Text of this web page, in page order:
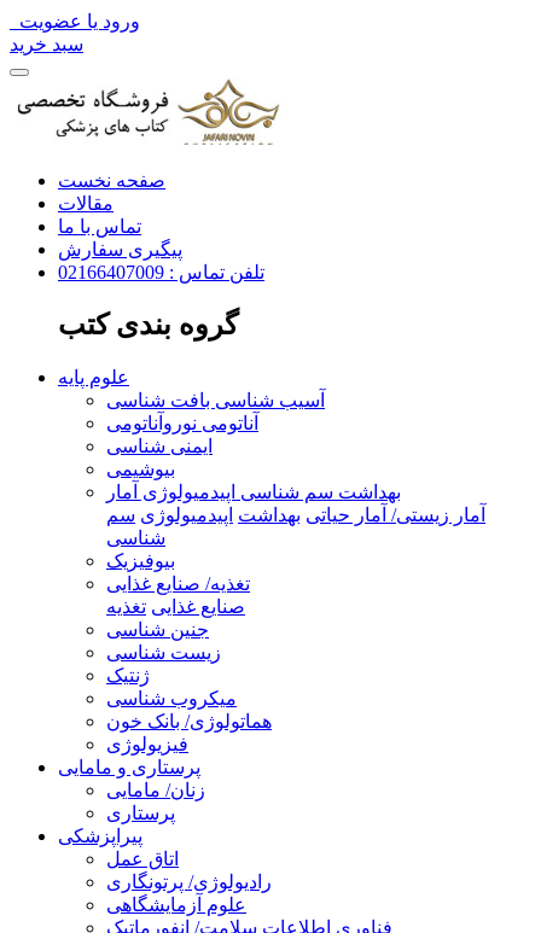
ورود یا عضویت
سبد خرید
صفحه نخست
مقالات
تماس با ما
پیگیری سفارش
تلفن تماس : 02166407009
گروه بندی کتب
علوم پایه
آسیب شناسی بافت شناسی
آناتومی نوروآناتومی
ایمنی شناسی
بیوشیمی
بهداشت سم شناسی اپیدمیولوژی آمار
آمار زیستی/ آمار حیاتی بهداشت اپیدمیولوژی سم
شناسی
بیوفیزیک
تغذیه/ صنایع غذایی
صنایع غذایی تغذیه
جنین شناسی
زیست شناسی
ژنتیک
میکروب شناسی
هماتولوژی/ بانک خون
فیزیولوژی
پرستاری و مامایی
زنان/ مامایی
پرستاری
پیراپزشکی
اتاق عمل
رادیولوژی/ پرتونگاری
علوم آزمایشگاهی
فناوری اطلاعات سلامت/ انفورماتیک